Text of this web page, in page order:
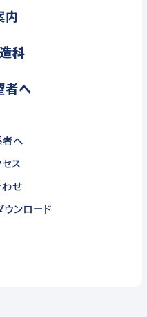
内
科
者へ
へ
ス
せ
ンロード